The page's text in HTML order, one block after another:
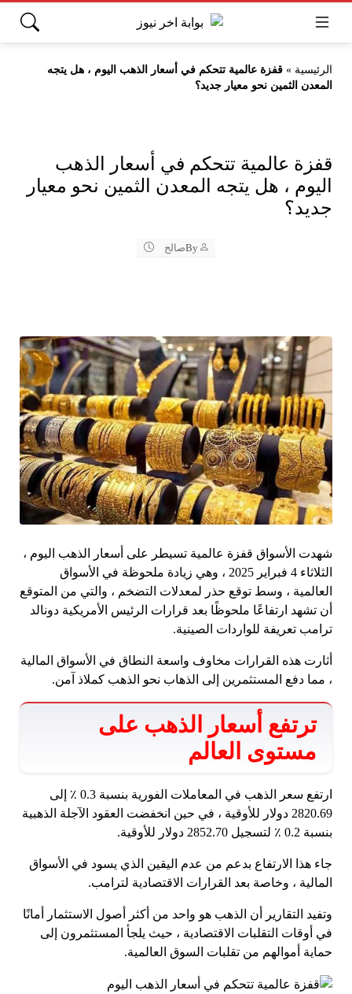
الرئيسية » قفزة عالمية تتحكم في أسعار الذهب اليوم ، هل يتجه
المعدن الثمين نحو معيار جديد؟
قفزة عالمية تتحكم في أسعار الذهب
اليوم ، هل يتجه المعدن الثمين نحو معيار
جديد؟
Byصالح
شهدت الأسواق قفزة عالمية تسيطر على أسعار الذهب اليوم ،
الثلاثاء 4 فبراير 2025 ، وهي زيادة ملحوظة في الأسواق
العالمية ، وسط توقع حذر لمعدلات التضخم ، والتي من المتوقع
أن تشهد ارتفاعًا ملحوظًا بعد قرارات الرئيس الأمريكية دونالد
ترامب تعريفة للواردات الصينية.
أثارت هذه القرارات مخاوف واسعة النطاق في الأسواق المالية
، مما دفع المستثمرين إلى الذهاب نحو الذهب كملاذ آمن.
ترتفع أسعار الذهب على
مستوى العالم
ارتفع سعر الذهب في المعاملات الفورية بنسبة 0.3 ٪ إلى
2820.69 دولار للأوقية ، في حين انخفضت العقود الآجلة الذهبية
بنسبة 0.2 ٪ لتسجيل 2852.70 دولار للأوقية.
جاء هذا الارتفاع بدعم من عدم اليقين الذي يسود في الأسواق
المالية ، وخاصة بعد القرارات الاقتصادية لترامب.
وتفيد التقارير أن الذهب هو واحد من أكثر أصول الاستثمار أمانًا
في أوقات التقلبات الاقتصادية ، حيث يلجأ المستثمرون إلى
حماية أموالهم من تقلبات السوق العالمية.